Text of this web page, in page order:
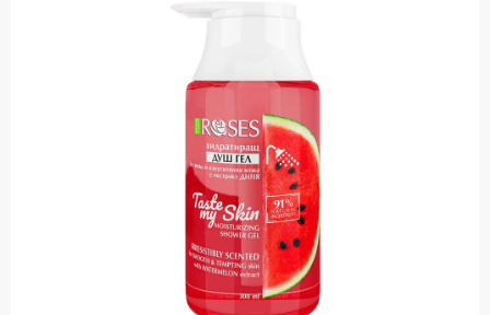
hviezdičiek.